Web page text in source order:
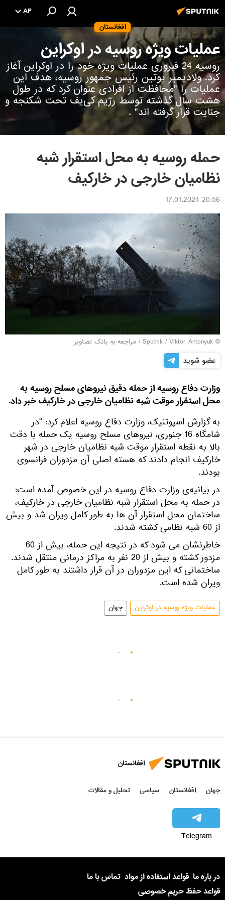
افغانستان
AF
عملیات ویژه روسیه در اوکراین
روسیه 24 فبروری عملیات ویژه خود را در اوکراین آغاز
کرد. ولادیمیر پوتین رئیس جمهور روسیه، هدف این
عملیات را "محافظت از افرادی عنوان کرد که در طول
هشت سال گذشته توسط رژیم کی‌یف تحت شکنجه و
جنایت قرار گرفته اند" .
حمله روسیه به محل استقرار شبه
نظامیان خارجی در خارکیف
20:56 17.01.2024
© Sputnik / Viktor Antonyuk
/ مراجعه به بانک تصاویر
عضو شوید
وزارت دفاع روسیه از حمله دقیق نیروهای مسلح روسیه به
محل استقرار موقت شبه نظامیان خارجی در خارکیف خبر داد.
به گزارش اسپوتنیک، وزارت دفاع روسیه اعلام کرد: "در
شامگاه 16 جنوری، نیروهای مسلح روسیه یک حمله با دقت
بالا به نقطه استقرار موقت شبه نظامیان خارجی در شهر
خارکیف انجام دادند که هسته اصلی آن مزدوران فرانسوی
بودند.
در بیانیه‌ی وزارت دفاع روسیه در این خصوص آمده است:
در حمله به محل استقرار شبه نظامیان خارجی در خارکیف،
ساختمان محل استقرار آن ها به طور کامل ویران شد و بیش
از 60 شبه نظامی کشته شدند.
خاطرنشان می شود که در نتیجه این حمله، بیش از 60
مزدور کشته و بیش از 20 نفر به مراکز درمانی منتقل شدند.
ساختمانی که این مزدوران در آن قرار داشتند به طور کامل
ویران شده است.
عملیات ویژه روسیه در اوکراین جهان
افغانستان
جهان افغانستان سیاسی تحلیل و مقالات
Telegram
در باره ما قواعد استفاده از مواد تماس با ما
قواعد حفظ حریم خصوصی